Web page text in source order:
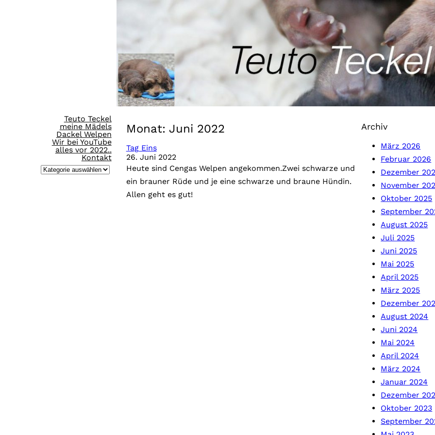
Teuto Teckel
meine Mädels
Dackel Welpen
Wir bei YouTube
alles vor 2022..
Kontakt
K
Monat: Juni 2022
Tag Eins
26. Juni 2022
Heute sind Cengas Welpen angekommen.Zwei schwarze und
ein brauner Rüde und je eine schwarze und braune Hündin.
Allen geht es gut!
Archiv
März 2026
Februar 2026
Dezember
November
Oktober 2025
September
August 2025
Juli 2025
Juni 2025
Mai 2025
April 2025
März 2025
Dezember
August 2024
Juni 2024
Mai 2024
April 2024
März 2024
Januar 2024
Dezember
Oktober 2023
September